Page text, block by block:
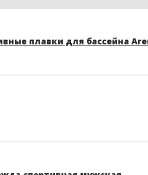
плавки для бассейна